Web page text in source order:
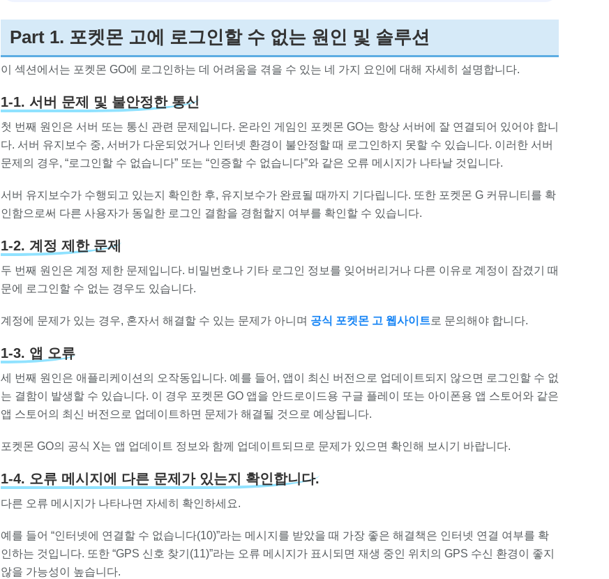
Part 1. 포켓몬 고에 로그인할 수 없는 원인 및 솔루션
이 섹션에서는 포켓몬 GO에 로그인하는 데 어려움을 겪을 수 있는 네 가지 요인에 대해 자세히 설명합니다.
1-1. 서버 문제 및 불안정한 통신
첫 번째 원인은 서버 또는 통신 관련 문제입니다. 온라인 게임인 포켓몬 GO는 항상 서버에 잘 연결되어 있어야 합니
다. 서버 유지보수 중, 서버가 다운되었거나 인터넷 환경이 불안정할 때 로그인하지 못할 수 있습니다. 이러한 서버
문제의 경우, “로그인할 수 없습니다” 또는 “인증할 수 없습니다”와 같은 오류 메시지가 나타날 것입니다.
서버 유지보수가 수행되고 있는지 확인한 후, 유지보수가 완료될 때까지 기다립니다. 또한 포켓몬 G 커뮤니티를 확
인함으로써 다른 사용자가 동일한 로그인 결함을 경험할지 여부를 확인할 수 있습니다.
1-2. 계정 제한 문제
두 번째 원인은 계정 제한 문제입니다. 비밀번호나 기타 로그인 정보를 잊어버리거나 다른 이유로 계정이 잠겼기 때
문에 로그인할 수 없는 경우도 있습니다.
계정에 문제가 있는 경우, 혼자서 해결할 수 있는 문제가 아니며 공식 포켓몬 고 웹사이트로 문의해야 합니다.
1-3. 앱 오류
세 번째 원인은 애플리케이션의 오작동입니다. 예를 들어, 앱이 최신 버전으로 업데이트되지 않으면 로그인할 수 없
는 결함이 발생할 수 있습니다. 이 경우 포켓몬 GO 앱을 안드로이드용 구글 플레이 또는 아이폰용 앱 스토어와 같은
앱 스토어의 최신 버전으로 업데이트하면 문제가 해결될 것으로 예상됩니다.
포켓몬 GO의 공식 X는 앱 업데이트 정보와 함께 업데이트되므로 문제가 있으면 확인해 보시기 바랍니다.
1-4. 오류 메시지에 다른 문제가 있는지 확인합니다.
다른 오류 메시지가 나타나면 자세히 확인하세요.
예를 들어 “인터넷에 연결할 수 없습니다(10)”라는 메시지를 받았을 때 가장 좋은 해결책은 인터넷 연결 여부를 확
인하는 것입니다. 또한 “GPS 신호 찾기(11)”라는 오류 메시지가 표시되면 재생 중인 위치의 GPS 수신 환경이 좋지
않을 가능성이 높습니다.